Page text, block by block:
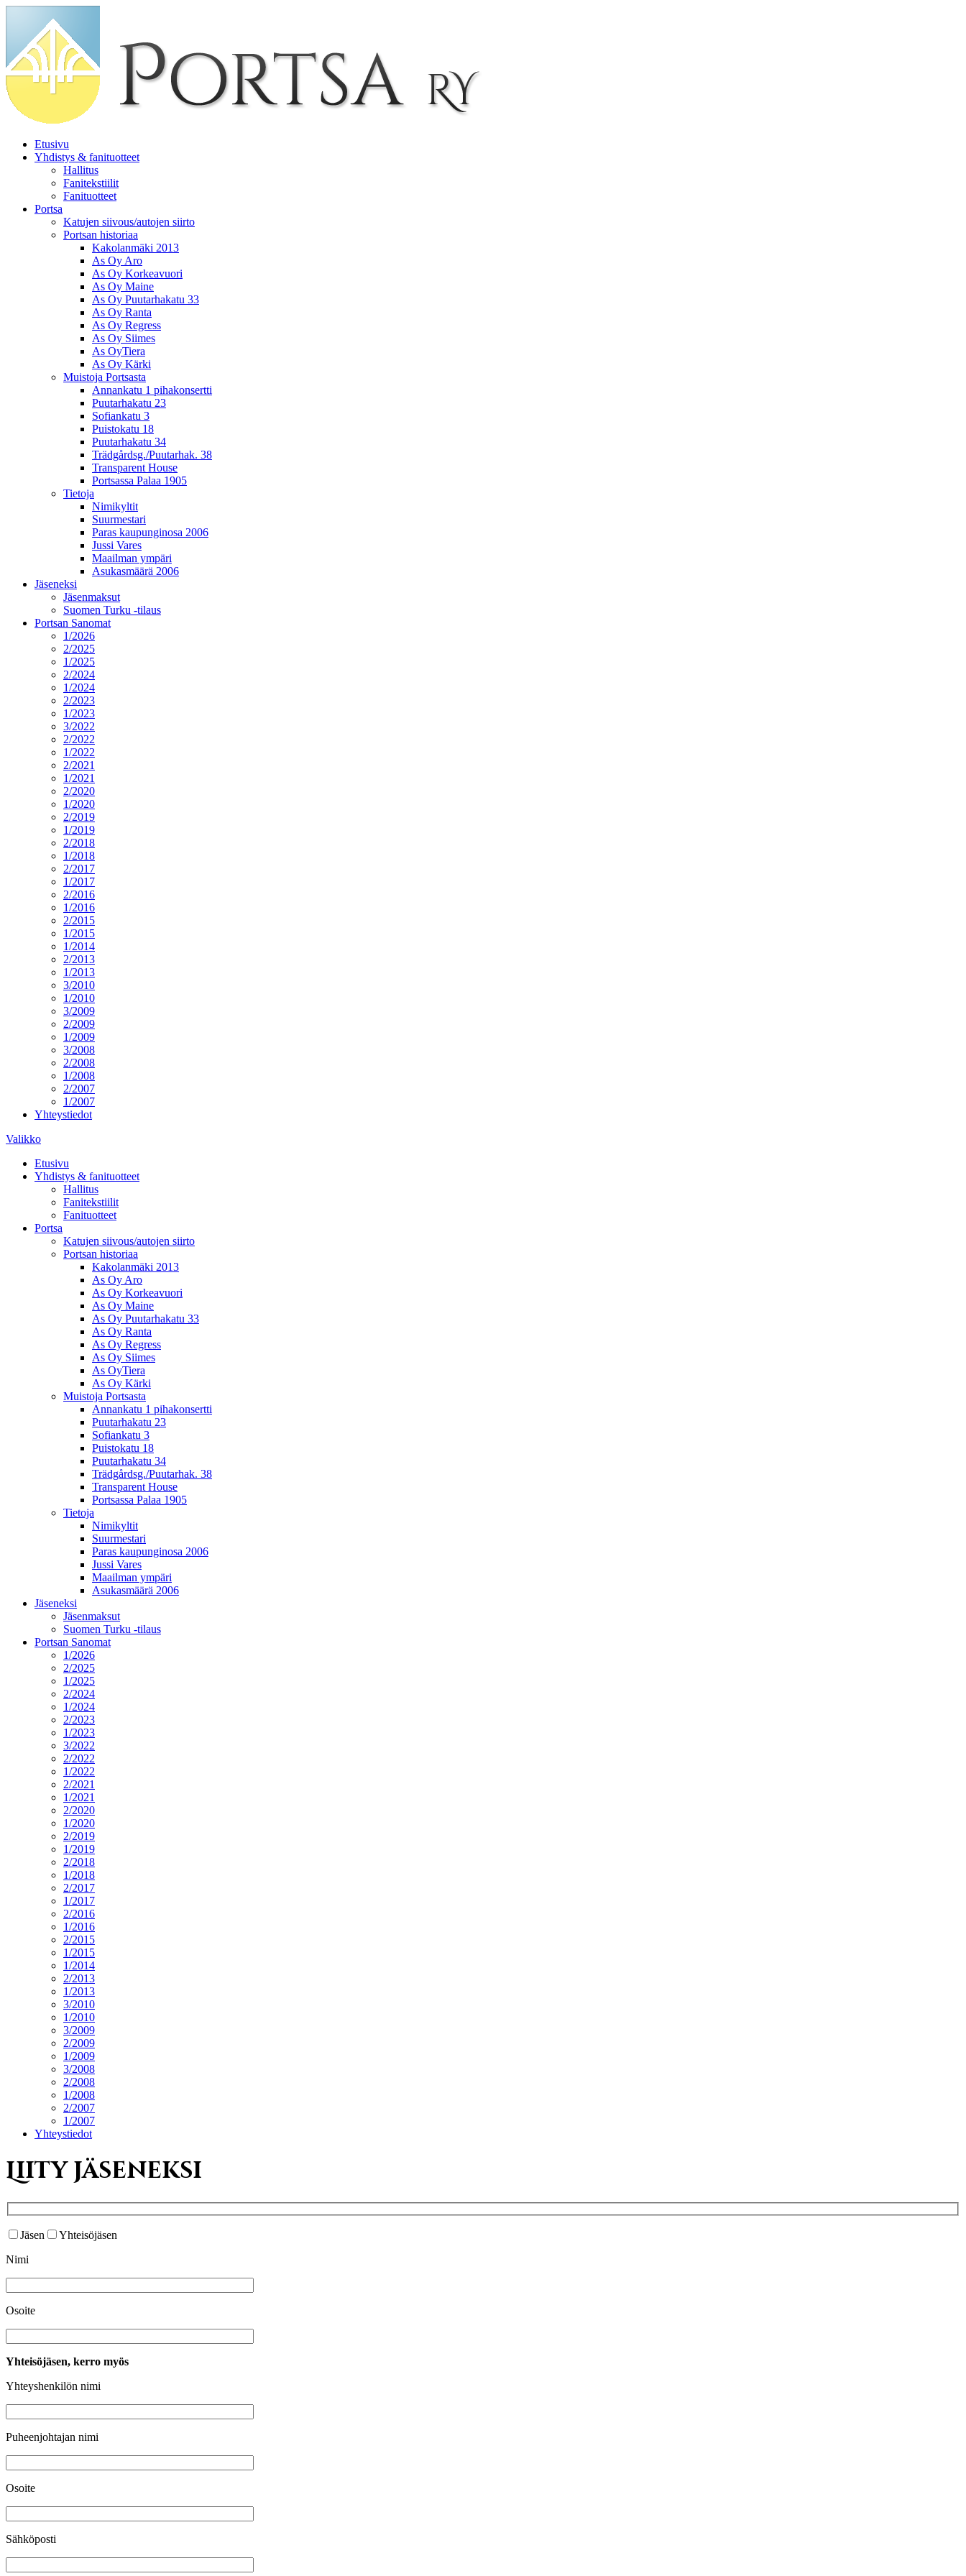
Etusivu
Yhdistys & fanituotteet
Hallitus
Fanitekstiilit
Fanituotteet
Portsa
Katujen siivous/autojen siirto
Portsan historiaa
Kakolanmäki 2013
As Oy Aro
As Oy Korkeavuori
As Oy Maine
As Oy Puutarhakatu 33
As Oy Ranta
As Oy Regress
As Oy Siimes
As OyTiera
As Oy Kärki
Muistoja Portsasta
Annankatu 1 pihakonsertti
Puutarhakatu 23
Sofiankatu 3
Puistokatu 18
Puutarhakatu 34
Trädgårdsg./Puutarhak. 38
Transparent House
Portsassa Palaa 1905
Tietoja
Nimikyltit
Suurmestari
Paras kaupunginosa 2006
Jussi Vares
Maailman ympäri
Asukasmäärä 2006
Jäseneksi
Jäsenmaksut
Suomen Turku -tilaus
Portsan Sanomat
1/2026
2/2025
1/2025
2/2024
1/2024
2/2023
1/2023
3/2022
2/2022
1/2022
2/2021
1/2021
2/2020
1/2020
2/2019
1/2019
2/2018
1/2018
2/2017
1/2017
2/2016
1/2016
2/2015
1/2015
1/2014
2/2013
1/2013
3/2010
1/2010
3/2009
2/2009
1/2009
3/2008
2/2008
1/2008
2/2007
1/2007
Yhteystiedot
Valikko
Etusivu
Yhdistys & fanituotteet
Hallitus
Fanitekstiilit
Fanituotteet
Portsa
Katujen siivous/autojen siirto
Portsan historiaa
Kakolanmäki 2013
As Oy Aro
As Oy Korkeavuori
As Oy Maine
As Oy Puutarhakatu 33
As Oy Ranta
As Oy Regress
As Oy Siimes
As OyTiera
As Oy Kärki
Muistoja Portsasta
Annankatu 1 pihakonsertti
Puutarhakatu 23
Sofiankatu 3
Puistokatu 18
Puutarhakatu 34
Trädgårdsg./Puutarhak. 38
Transparent House
Portsassa Palaa 1905
Tietoja
Nimikyltit
Suurmestari
Paras kaupunginosa 2006
Jussi Vares
Maailman ympäri
Asukasmäärä 2006
Jäseneksi
Jäsenmaksut
Suomen Turku -tilaus
Portsan Sanomat
1/2026
2/2025
1/2025
2/2024
1/2024
2/2023
1/2023
3/2022
2/2022
1/2022
2/2021
1/2021
2/2020
1/2020
2/2019
1/2019
2/2018
1/2018
2/2017
1/2017
2/2016
1/2016
2/2015
1/2015
1/2014
2/2013
1/2013
3/2010
1/2010
3/2009
2/2009
1/2009
3/2008
2/2008
1/2008
2/2007
1/2007
Yhteystiedot
Liity jäseneksi
Jäsen
Yhteisöjäsen
Nimi
Osoite
Yhteisöjäsen, kerro myös
Yhteyshenkilön nimi
Puheenjohtajan nimi
Osoite
Sähköposti